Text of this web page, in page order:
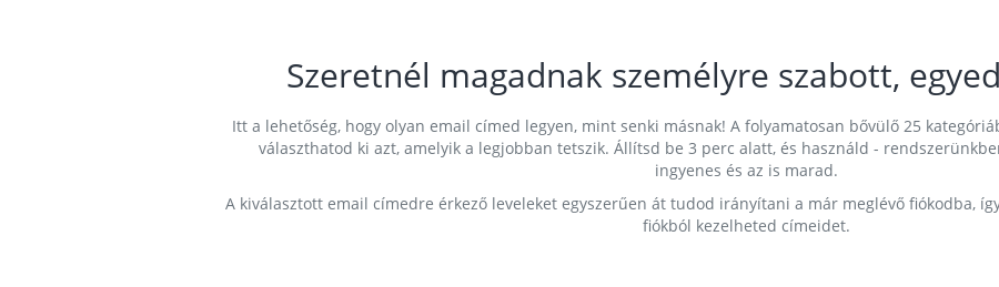
Szeretnél magadnak személyre szabott,
Itt a lehetőség, hogy olyan email címed legyen, mint senki másnak! A folyamatosan bővülő 25
választhatod ki azt, amelyik a legjobban tetszik. Állítsd be 3 perc alatt, és használd -
ingyenes és az is marad.
A kiválasztott email címedre érkező leveleket egyszerűen át tudod irányítani a már meglévő fiókodba,
fiókból kezelheted címeidet.